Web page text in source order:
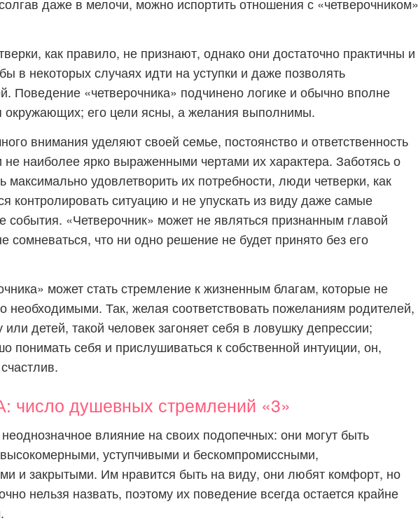
как правило, не признают, однако они достаточно практичны и
в некоторых случаях идти на уступки и даже позволять
Поведение «четверочника» подчинено логике и обычно вполне
окружающих; его цели ясны, а желания выполнимы.
внимания уделяют своей семье, постоянство и ответственность
наиболее ярко выраженными чертами их характера. Заботясь о
максимально удовлетворить их потребности, люди четверки, как
контролировать ситуацию и не упускать из виду даже самые
события. «Четверочник» может не являться признанным главой
сомневаться, что ни одно решение не будет принято без его
может стать стремление к жизненным благам, которые не
необходимыми. Так, желая соответствовать пожеланиям родителей,
или детей, такой человек загоняет себя в ловушку депрессии;
понимать себя и прислушиваться к собственной интуиции, он,
душевных стремлений «3»
влияние на своих подопечных: они могут быть
уступчивыми и бескомпромиссными,
и закрытыми. Им нравится быть на виду, они любят комфорт, но
нельзя назвать, поэтому их поведение всегда остается крайне